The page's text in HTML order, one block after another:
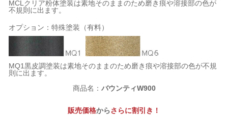
MCLクリア粉体塗装は素地そのままのため磨き痕や溶接部の色が
不規則に出ます。
オプション：特殊塗装（有料）
MQ1黒皮調塗装は素地そのままのため磨き痕や溶接部の色が不規
則に出ます。
商品名： バウンティW900
販売価格からさらに割引き！